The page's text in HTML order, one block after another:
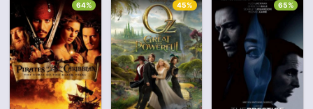
64% 45% 65%